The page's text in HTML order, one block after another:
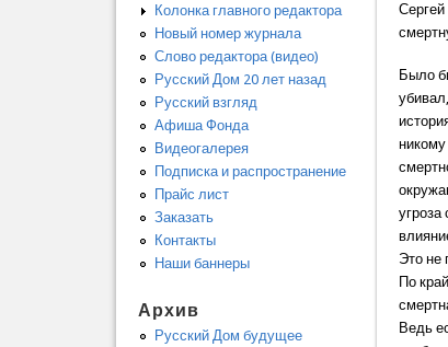
Было
Это не
По
Ведь
Колонка главного редактора
Новый номер журнала
Слово редактора (видео)
Русский Дом 20 лет назад
Русский взгляд
Афиша Фонда
Видеогалерея
Подписка и распространение
Прайс лист
Заказать
Контакты
Наши баннеры
Архив
Русский Дом будущее